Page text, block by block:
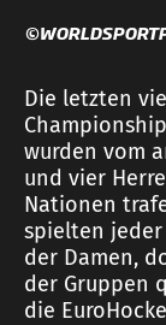
Die letzten
wurden vom
und vier
Nationen
spielten jeder
der Damen,
der Gruppen
die